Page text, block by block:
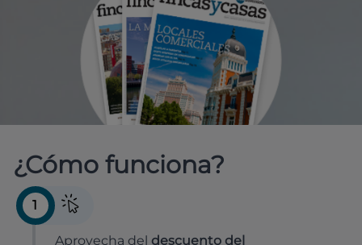
¿Cómo funciona?
1
Aprovecha del descuento del